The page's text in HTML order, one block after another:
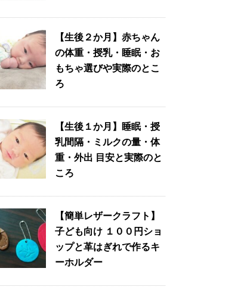
【生後２か月】赤ちゃん
の体重・授乳・睡眠・お
もちゃ選びや実際のとこ
ろ
【生後１か月】睡眠・授
乳間隔・ミルクの量・体
重・外出 目安と実際のと
ころ
【簡単レザークラフト】
子ども向け １００円ショ
ップと革はぎれで作るキ
ーホルダー